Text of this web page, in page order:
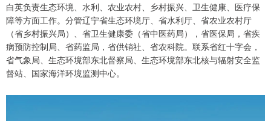
白英负责生态环境、水利、农业农村、乡村振兴、卫生健康、医疗保
障等方面工作。分管辽宁省生态环境厅、省水利厅、省农业农村厅
（省乡村振兴局）、省卫生健康委（省中医药局），省医保局，省疾
病预防控制局、省药监局，省供销社、省农科院。联系省红十字会，
省气象局、生态环境部东北督察局、生态环境部东北核与辐射安全监
督站、国家海洋环境监测中心。